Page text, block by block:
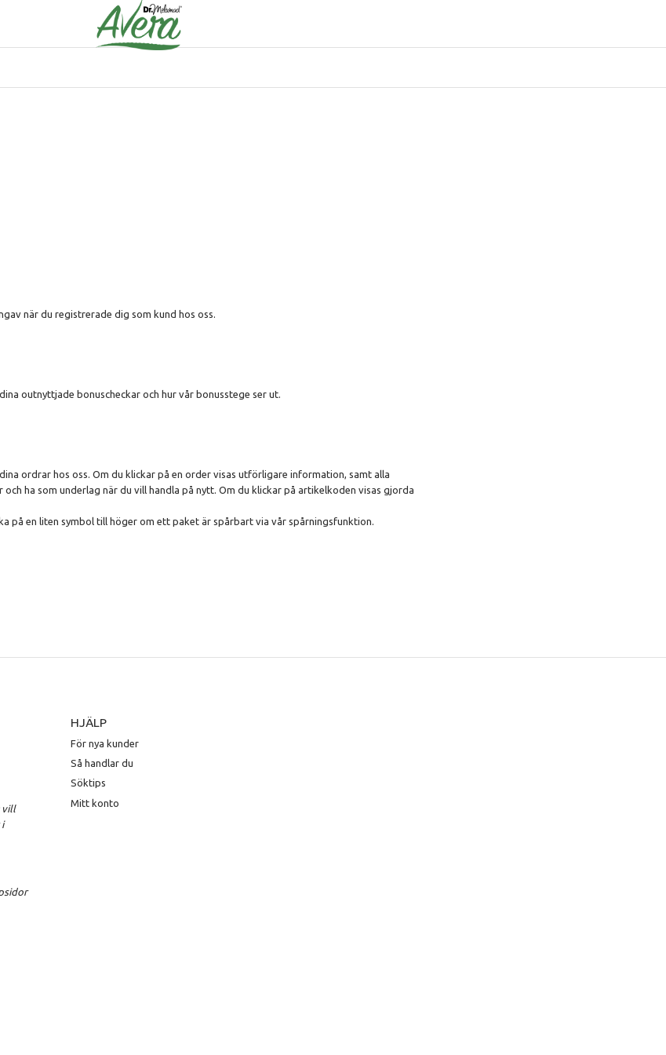
när du registrerade dig som kund hos oss.
outnyttjade bonuscheckar och hur vår bonusstege ser ut.
ordrar hos oss. Om du klickar på en order visas utförligare information, samt alla
ha som underlag när du vill handla på nytt. Om du klickar på artikelkoden visas gjorda
på en liten symbol till höger om ett paket är spårbart via vår spårningsfunktion.
vill
i
HJÄLP
För nya kunder
Så handlar du
Söktips
Mitt konto